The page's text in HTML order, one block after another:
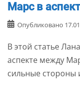
Марс в
Опубликовано
В этой статье
аспекте между
сильные стороны